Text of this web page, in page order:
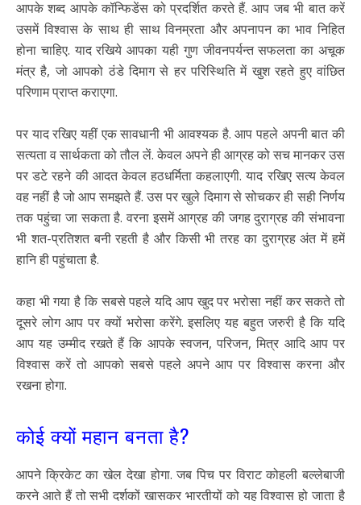
आपके शब्द आपके कॉन्फिडेंस को प्रदर्शित करते हैं. आप जब भी बात करें
उसमें विश्वास के साथ ही साथ विनम्रता और अपनापन का भाव निहित
होना चाहिए. याद रखिये आपका यही गुण जीवनपर्यन्त सफलता का अचूक
मंत्र है, जो आपको ठंडे दिमाग से हर परिस्थिति में खुश रहते हुए वांछित
परिणाम प्राप्त कराएगा.
पर याद रखिए यहीं एक सावधानी भी आवश्यक है. आप पहले अपनी बात की
सत्यता व सार्थकता को तौल लें. केवल अपने ही आग्रह को सच मानकर उस
पर डटे रहने की आदत केवल हठधर्मिता कहलाएगी. याद रखिए सत्य केवल
वह नहीं है जो आप समझते हैं. उस पर खुले दिमाग से सोचकर ही सही निर्णय
तक पहुंचा जा सकता है. वरना इसमें आग्रह की जगह दुराग्रह की संभावना
भी शत-प्रतिशत बनी रहती है और किसी भी तरह का दुराग्रह अंत में हमें
हानि ही पहुंचाता है.
कहा भी गया है कि सबसे पहले यदि आप खुद पर भरोसा नहीं कर सकते तो
दूसरे लोग आप पर क्यों भरोसा करेंगे. इसलिए यह बहुत जरुरी है कि यदि
आप यह उम्मीद रखते हैं कि आपके स्वजन, परिजन, मित्र आदि आप पर
विश्वास करें तो आपको सबसे पहले अपने आप पर विश्वास करना और
रखना होगा.
कोई क्यों महान बनता है?
आपने क्रिकेट का खेल देखा होगा. जब पिच पर विराट कोहली बल्लेबाजी
करने आते हैं तो सभी दर्शकों खासकर भारतीयों को यह विश्वास हो जाता है